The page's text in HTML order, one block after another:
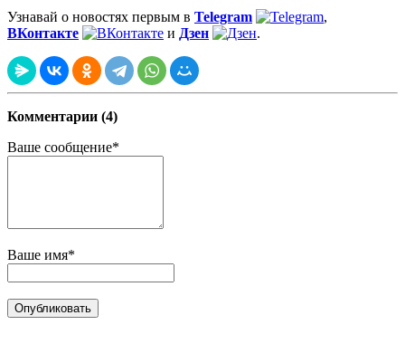
Узнавай о новостях первым в Telegram
,
ВКонтакте
и Дзен .
Комментарии (4)
Ваше сообщение*
Ваше имя*